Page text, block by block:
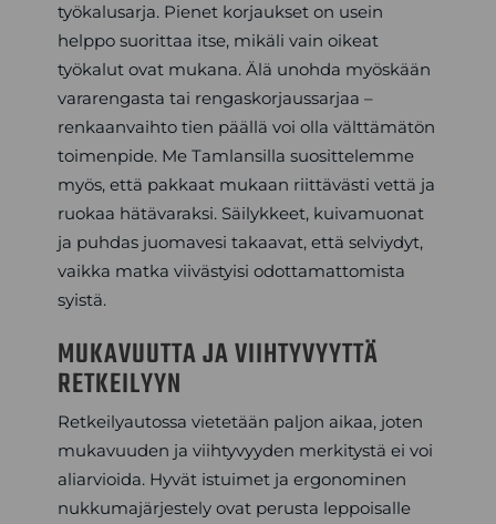
työkalusarja. Pienet korjaukset on usein
helppo suorittaa itse, mikäli vain oikeat
työkalut ovat mukana. Älä unohda myöskään
vararengasta tai rengaskorjaussarjaa –
renkaanvaihto tien päällä voi olla välttämätön
toimenpide. Me Tamlansilla suosittelemme
myös, että pakkaat mukaan riittävästi vettä ja
ruokaa hätävaraksi. Säilykkeet, kuivamuonat
ja puhdas juomavesi takaavat, että selviydyt,
vaikka matka viivästyisi odottamattomista
syistä.
MUKAVUUTTA JA VIIHTYVYYTTÄ
RETKEILYYN
Retkeilyautossa vietetään paljon aikaa, joten
mukavuuden ja viihtyvyyden merkitystä ei voi
aliarvioida. Hyvät istuimet ja ergonominen
nukkumajärjestely ovat perusta leppoisalle